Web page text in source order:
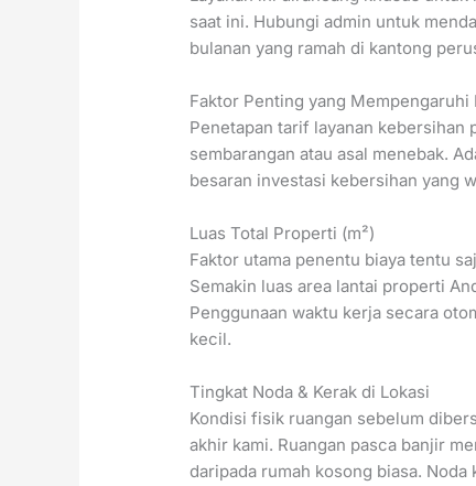
saat ini. Hubungi admin untuk
bulanan yang ramah di kantong
Faktor Penting yang
Penetapan tarif layanan
sembarangan atau asal menebak.
besaran investasi kebersihan yang
Luas Total Properti (m²)
Faktor utama penentu biaya tentu
Semakin luas area lantai properti
Penggunaan waktu kerja secara
kecil.
Tingkat Noda & Kerak di Lokasi
Kondisi fisik ruangan sebelum
akhir kami. Ruangan pasca banjir
daripada rumah kosong biasa.